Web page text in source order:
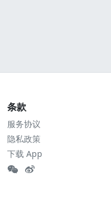
条款
服务协议
隐私政策
下载 App